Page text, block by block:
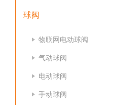
球阀
物联网电动球阀
气动球阀
电动球阀
手动球阀